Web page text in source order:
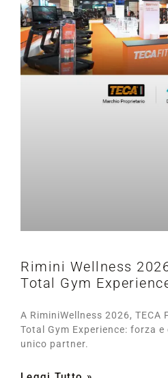
Rimini Wellness
Total Gym
A RiminiWellness 2026,
Total Gym Experience: forza
unico partner.